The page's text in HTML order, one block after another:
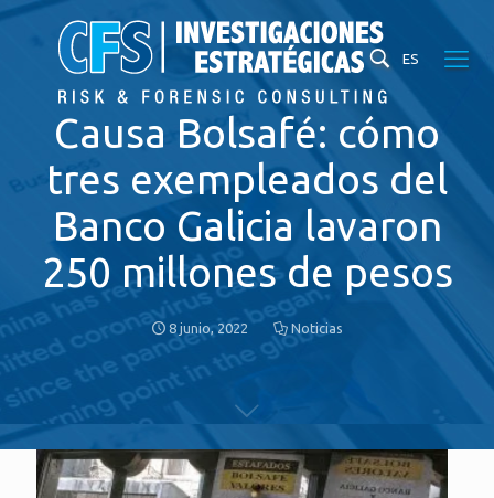
ES
Causa Bolsafé: cómo
tres exempleados del
Banco Galicia lavaron
250 millones de pesos
8 junio, 2022 Noticias